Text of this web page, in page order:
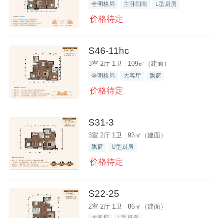
全明格局 主卧朝南 L型厨房
价格待定
S46-11hc
3室 2厅 1卫 109㎡（建面）
全明格局 大客厅 飘窗
价格待定
S31-3
3室 2厅 1卫 93㎡（建面）
飘窗 U型厨房
价格待定
S22-25
2室 2厅 1卫 86㎡（建面）